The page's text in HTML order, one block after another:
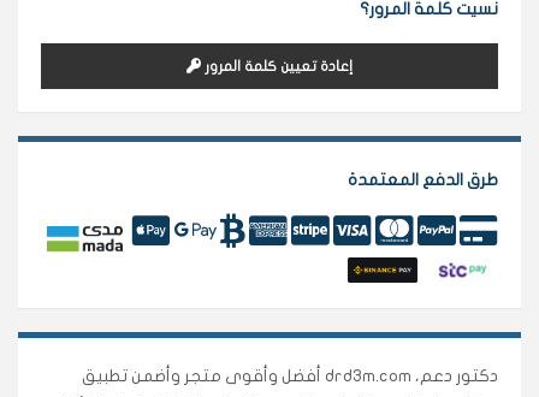
نسيت كلمة المرور؟
إعادة تعيين كلمة المرور
طرق الدفع المعتمدة
دكتور دعم، drd3m.com أفضل وأقوى متجر وأضمن تطبيق